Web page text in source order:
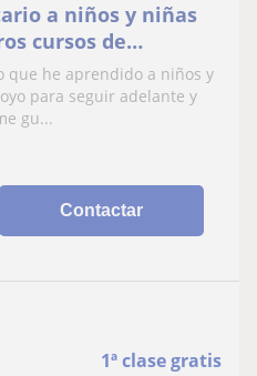
a niños y niñas
cursos de
apoyo en sus
que he aprendido a niños y
para seguir adelante y
gu...
Contactar
1ª clase gratis